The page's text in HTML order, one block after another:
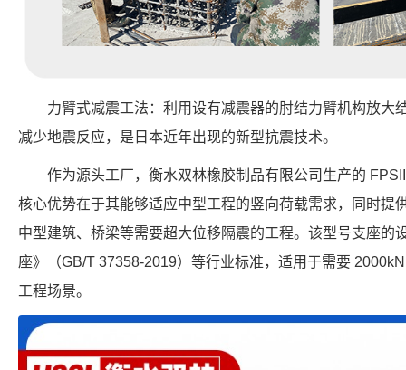
力臂式减震工法：利用设有减震器的肘结力臂机构放大
减少地震反应，是日本近年出现的新型抗震技术。
作为源头工厂，衡水双林橡胶制品有限公司生产的
核心优势在于其能够适应中型工程的竖向荷载需求，同时提
中型建筑、桥梁等需要超大位移隔震的工程。该型号支座的
座》（GB/T 37358-2019）等行业标准，适用于需要
工程场景。